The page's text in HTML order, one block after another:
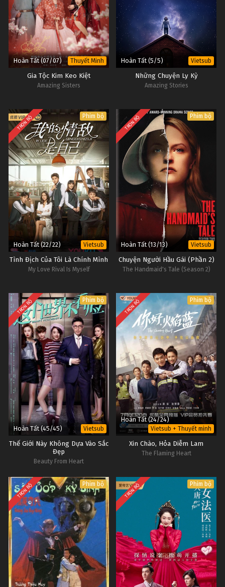
Hoàn Tất (07/07) Thuyết Minh
Gia Tộc Kim Keo Kiệt
Amazing Sisters
Hoàn Tất (5/5) Vietsub
Những Chuyện Ly Kỳ
Amazing Stories
TRỌN BỘ Phim bộ
Hoàn Tất (22/22) Vietsub
Tình Địch Của Tôi Là Chính Mình
My Love Rival Is Myself
TRỌN BỘ Phim bộ
Hoàn Tất (13/13) Vietsub
Chuyện Người Hầu Gái (Phần 2)
The Handmaid's Tale (Season 2)
TRỌN BỘ Phim bộ
Hoàn Tất (45/45) Vietsub
Thế Giới Này Không Dựa Vào Sắc
Đẹp
Beauty From Heart
TRỌN BỘ Phim bộ
Hoàn Tất (24/24)
Vietsub + Thuyết minh
Xin Chào, Hỏa Diễm Lam
The Flaming Heart
TRỌN BỘ Phim bộ TRỌN BỘ Phim bộ